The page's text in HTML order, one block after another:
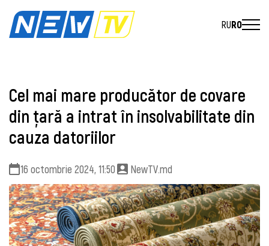
RURO
Cel mai mare producător de covare
din ţară a intrat în insolvabilitate din
cauza datoriilor
16 octombrie 2024, 11:50 NewTV.md